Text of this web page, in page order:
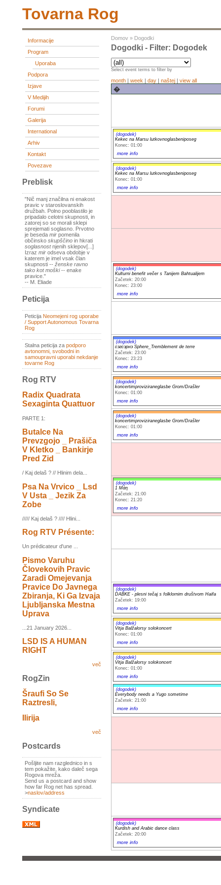
Tovarna Rog
Informacije
Program
Uporaba
Podpora
Izjave
V Medijih
Forumi
Galerija
International
Arhiv
Kontakt
Povezave
Preblisk
"Nič manj značilna ni enakost
pravic v staroslovanskih
družbah. Polno pooblastilo je
pripadalo celotni skupnosti, in
zatorej so se morali sklepi
sprejemati soglasno. Prvotno
je beseda mir pomenila
občinsko skupščino in hkrati
soglasnostnjenih sklepov[...]
Izraz mir odseva obdobje v
katerem je imel vsak član
skupnosti -- ženske ravno
tako kot moški-- enake
pravice."
-- M. Eliade
Peticija
Peticija Neomejeni rog uporabe
/ Support Autonomous Tovarna
Rog
Stalna peticija za podporo
avtonomni, svobodni in
samoupravni uporabi nekdanje
tovarne Rog
Rog RTV
Radix Quadrata
Sexaginta Quattuor
PARTE 1:
Butalce Na
Prevzgojo _ Prašiča
V Kletko _ Bankirje
Pred Zid
/ Kaj delaš ? // Hlinim dela...
Psa Na Vrvico _ Lsd
V Usta _ Jezik Za
Zobe
///// Kaj delaš ? //// Hlini...
Rog RTV Présente:
Un prédicateur d'une ...
Pismo Varuhu
Človekovih Pravic
Zaradi Omejevanja
Pravice Do Javnega
Zbiranja, Ki Ga Izvaja
Ljubljanska Mestna
Uprava
...21 January 2026...
LSD IS A HUMAN
RIGHT
več
RogZin
Šraufi So Se
Raztresli,
Ilirija
več
Postcards
Pošljite nam razglednico in s
tem pokažite, kako daleč sega
Rogova mreža.
Send us a postcard and show
how far Rog net has spread.
>naslov/address
Syndicate
Domov » Dogodki
Dogodki - Filter: Dogodek
Select event terms to filter by
month | week | day | naštej | view all
�
(dogodek)
Kekec na Marsu lutkovnoglasbeniposeg
Konec: 01:00
more info
(dogodek)
Kekec na Marsu lutkovnoglasbeniposeg
Konec: 01:00
more info
(dogodek)
Kulturni benefit večer s Tanijem Bahtualijem
Začetek: 20:00
Konec: 23:00
more info
(dogodek)
сэгсэрнэ Sphere_Tremblement de terre
Začetek: 23:00
Konec: 23:23
more info
(dogodek)
koncertimproviziraneglasbe Grom/Drašler
Konec: 01:00
more info
(dogodek)
koncertimproviziraneglasbe Grom/Drašler
Konec: 01:00
more info
(dogodek)
1 Μάη
Začetek: 21:00
Konec: 21:20
more info
(dogodek)
DABKE - plesni tečaj s folklornim društvom Haifa
Začetek: 19:00
more info
(dogodek)
Vitja Balžalorsy solokoncert
Konec: 01:00
more info
(dogodek)
Vitja Balžalorsy solokoncert
Konec: 01:00
more info
(dogodek)
Everybody needs a Yugo sometime
Začetek: 21:00
more info
(dogodek)
Kurdish and Arabic dance class
Začetek: 20:00
more info